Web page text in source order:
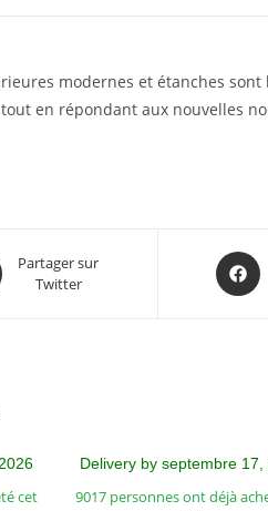
modernes et étanches
en répondant aux nouvelles
Partager sur
Twitter
cet
Delivery by septembre 17,
9017 personnes ont déjà